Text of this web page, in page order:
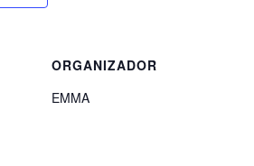
ORGANIZADOR
EMMA